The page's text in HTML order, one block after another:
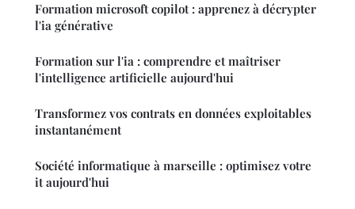
Formation microsoft copilot : apprenez à décrypter
l'ia générative
Formation sur l'ia : comprendre et maîtriser
l'intelligence artificielle aujourd'hui
Transformez vos contrats en données exploitables
instantanément
Société informatique à marseille : optimisez votre
it aujourd'hui